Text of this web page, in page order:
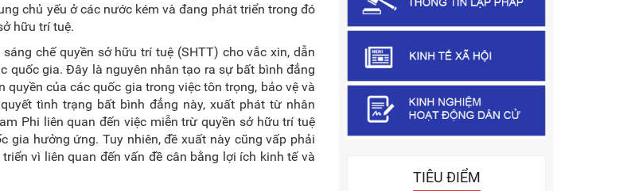
chủ yếu ở các nước kém và đang phát triển trong đó
hữu trí tuệ.
chế quyền sở hữu trí tuệ (SHTT) cho vắc xin, dẫn
quốc gia. Đây là nguyên nhân tạo ra sự bất bình đẳng
của các quốc gia trong việc tôn trọng, bảo vệ và
tình trạng bất bình đẳng này, xuất phát từ nhân
Phi liên quan đến việc miễn trừ quyền sở hữu trí tuệ
gia hưởng ứng. Tuy nhiên, đề xuất này cũng vấp phải
vì liên quan đến vấn đề cân bằng lợi ích kinh tế và
TIÊU ĐIỂM